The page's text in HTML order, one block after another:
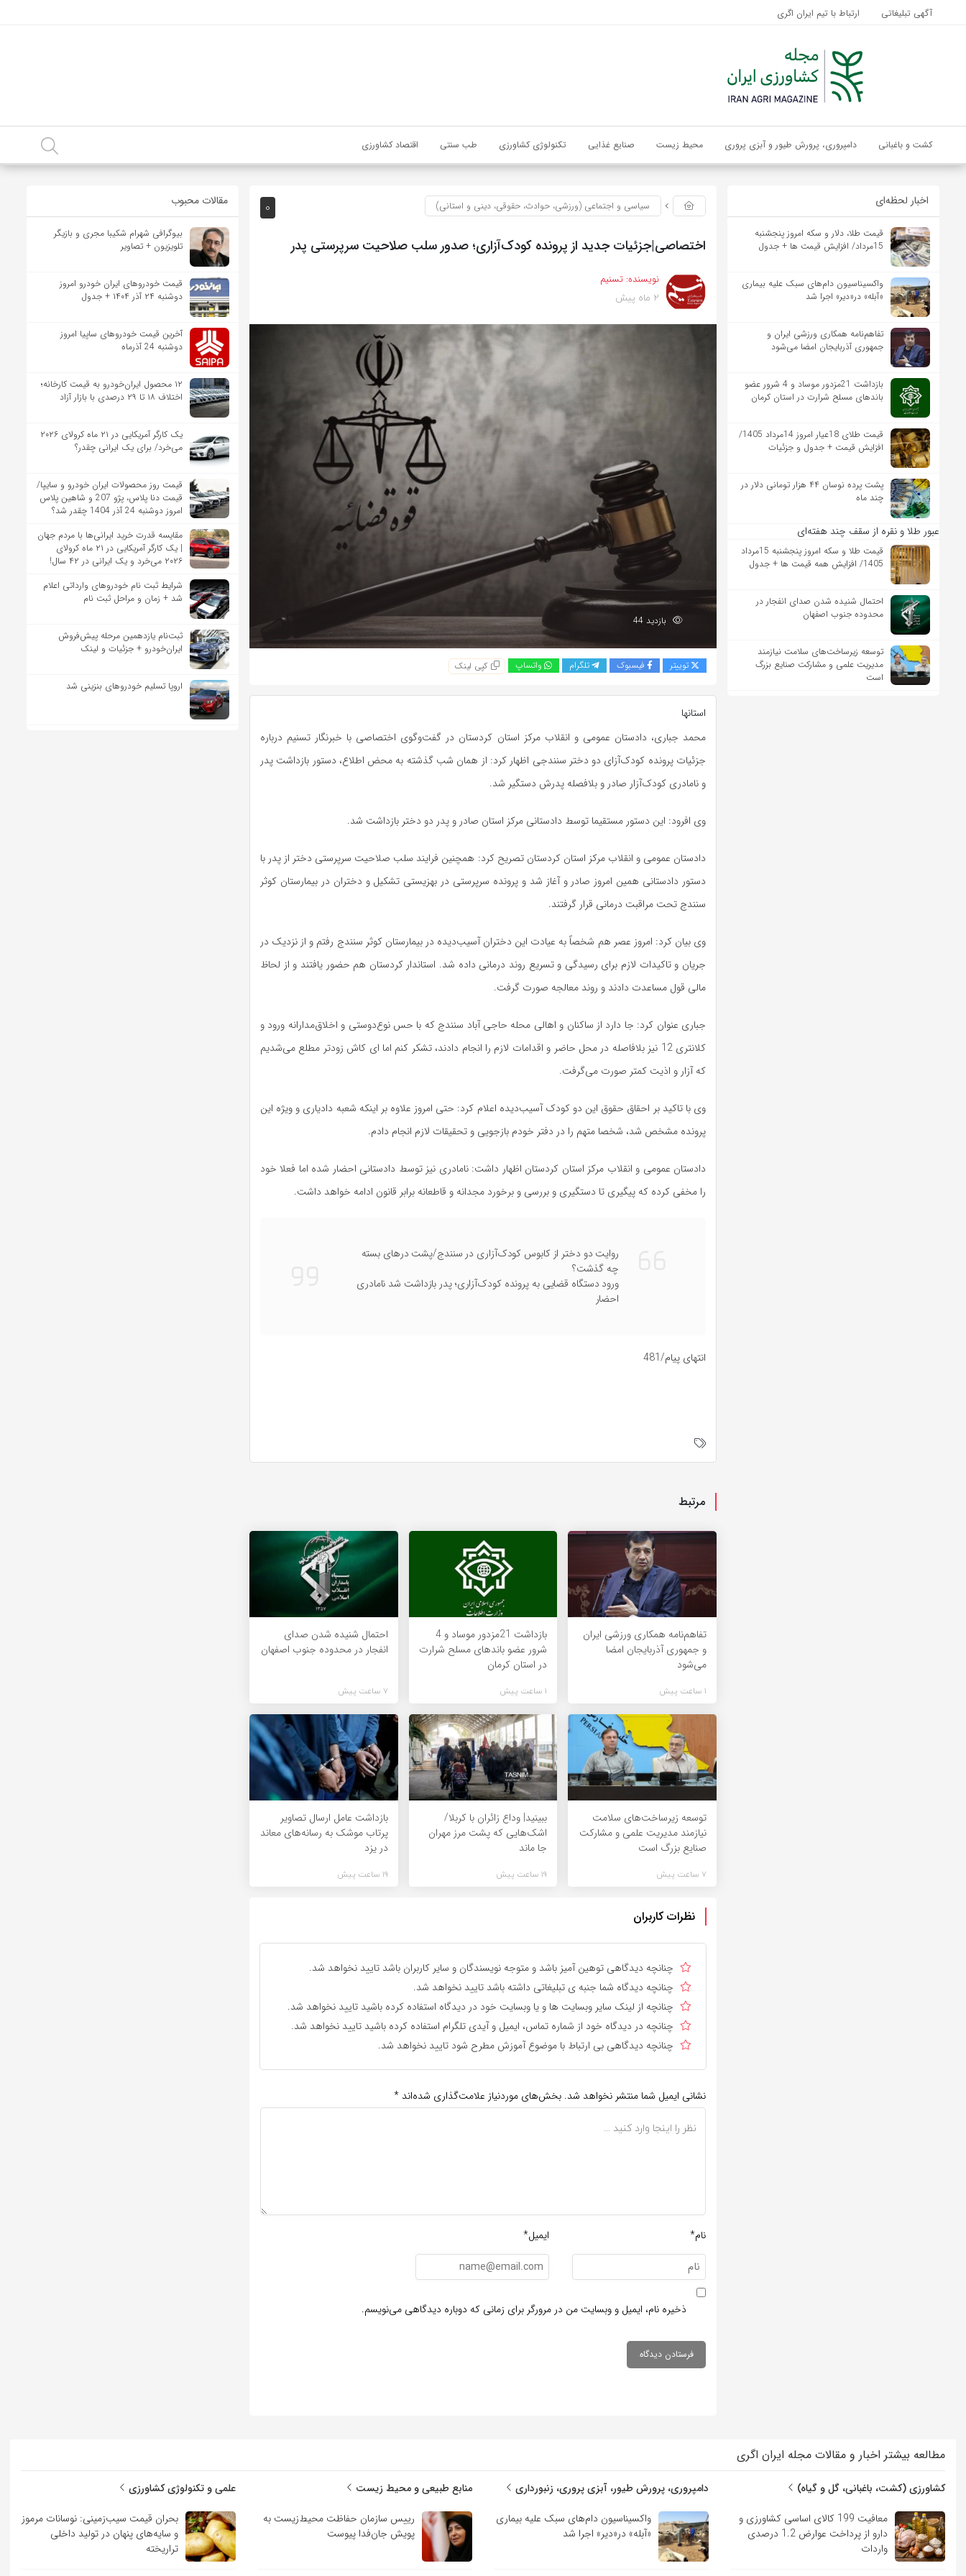
آگهی تبلیغاتی ارتباط با تیم ایران اگری
کشت و باغبانی دامپروری، پرورش طیور و آبزی پروری محیط زیست صنایع غذایی تکنولوژی کشاورزی طب سنتی اقتصاد کشاورزی
اخبار لحظه‌ای
قیمت طلا، دلار و سکه امروز پنجشنبه
15مرداد/ افزایش قیمت ها + جدول
واکسیناسیون دام‌های سبک علیه بیماری
«آبله» در«دیر» اجرا شد
تفاهم‌نامه همکاری ورزشی ایران و
جمهوری آذربایجان امضا می‌شود
بازداشت 21مزدور موساد و 4 شرور عضو
باندهای مسلح شرارت در استان کرمان
قیمت طلای 18عیار امروز 14مرداد 1405/
افزایش قیمت + جدول و جزئیات
پشت پرده نوسان ۴۴ هزار تومانی دلار در
چند ماه
عبور طلا و نقره از سقف چند هفته‌ای
قیمت طلا و سکه امروز پنجشنبه 15مرداد
1405/ افزایش همه قیمت ها + جدول
احتمال شنیده شدن صدای انفجار در
محدوده جنوب اصفهان
توسعه زیرساخت‌های سلامت نیازمند
مدیریت علمی و مشارکت صنایع بزرگ
است
0 سیاسی و اجتماعی (ورزشی، حوادث، حقوقی، دینی و استانی)
اختصاصی|جزئیات جدید از پرونده کودک‌آزاری؛ صدور سلب صلاحیت سرپرستی پدر
نویسنده: تسنیم
2 ماه پیش
بازدید 44
توییتر فیسبوک تلگرام واتساپ کپی لینک
استانها
محمد جباری، دادستان عمومی و انقلاب مرکز استان کردستان در گفت‌وگوی اختصاصی با خبرنگار تسنیم درباره
جزئیات پرونده کودک‌آزای دو دختر سنندجی اظهار کرد: از همان شب گذشته به محض اطلاع، دستور بازداشت پدر
و نامادری کودک‌آزار صادر و بلافصله پدرش دستگیر شد.
وی افرود: این دستور مستقیما توسط دادستانی مرکز استان صادر و پدر دو دختر بازداشت شد.
دادستان عمومی و انقلاب مرکز استان کردستان تصریح کرد: همچنین فرایند سلب صلاحیت سرپرستی دختر از پدر با
دستور دادستانی همین امروز صادر و آغاز شد و پرونده سرپرستی در بهزیستی تشکیل و دختران در بیمارستان کوثر
سنندج تحت مراقبت درمانی قرار گرفتند.
وی بیان کرد: امروز عصر هم شخصاً به عیادت این دختران آسیب‌دیده در بیمارستان کوثر سنندج رفتم‌ و از نزدیک در
جریان و تاکیدات لازم برای رسیدگی و تسریع روند درمانی داده شد. استاندار کردستان هم حضور یافتند و از لحاظ
مالی قول مساعدت دادند و روند معالجه صورت گرفت.
جباری عنوان کرد: جا دارد از ساکنان و اهالی محله حاجی آباد سنندج که با حس نوع‌دوستی و اخلاق‌مدارانه ورود و
کلانتری 12 نیز بلافاصله در محل حاضر و اقدامات لازم را انجام دادند، تشکر کنم اما ای کاش زودتر مطلع می‌شدیم
که آزار و اذیت کمتر صورت می‌گرفت.
وی با تاکید بر احقاق حقوق این دو کودک آسیب‌دیده اعلام‌ کرد: حتی امروز علاوه بر اینکه شعبه دادیاری و ویژه این‌
پرونده مشخص شد، شخصا متهم را در دفتر خودم بازجویی و تحقیقات لازم انجام دادم.
دادستان عمومی و انقلاب مرکز استان کردستان اظهار داشت: نامادری نیز توسط دادستانی احضار شده اما فعلا خود
را مخفی کرده که پیگیری تا دستگیری و بررسی و برخورد مجدانه و قاطعانه برابر قانون ادامه خواهد داشت.
روایت دو دختر از کابوس کودک‌آزاری در سنندج/پشت درهای بسته
چه گذشت؟
ورود دستگاه قضایی به پرونده کودک‌آزاری؛ پدر بازداشت شد نامادری
احضار
انتهای پیام/481
مرتبط
تفاهم‌نامه همکاری ورزشی ایران
و جمهوری آذربایجان امضا
می‌شود
1 ساعت پیش
بازداشت 21مزدور موساد و 4
شرور عضو باندهای مسلح شرارت
در استان کرمان
1 ساعت پیش
احتمال شنیده شدن صدای
انفجار در محدوده جنوب اصفهان
7 ساعت پیش
توسعه زیرساخت‌های سلامت
نیازمند مدیریت علمی و مشارکت
صنایع بزرگ است
7 ساعت پیش
ببینید| وداع زائران با کربلا/
اشک‌هایی که پشت مرز مهران
جا ماند
19 ساعت پیش
بازداشت عامل ارسال تصاویر
پرتاب موشک به رسانه‌های معاند
در یزد
19 ساعت پیش
نظرات کاربران
چنانچه دیدگاهی توهین آمیز باشد و متوجه نویسندگان و سایر کاربران باشد تایید نخواهد شد.
چنانچه دیدگاه شما جنبه ی تبلیغاتی داشته باشد تایید نخواهد شد.
چنانچه از لینک سایر وبسایت ها و یا وبسایت خود در دیدگاه استفاده کرده باشید تایید نخواهد شد.
چنانچه در دیدگاه خود از شماره تماس، ایمیل و آیدی تلگرام استفاده کرده باشید تایید نخواهد شد.
چنانچه دیدگاهی بی ارتباط با موضوع آموزش مطرح شود تایید نخواهد شد.
نشانی ایمیل شما منتشر نخواهد شد. بخش‌های موردنیاز علامت‌گذاری شده‌اند *
نام* ایمیل*
ذخیره نام، ایمیل و وبسایت من در مرورگر برای زمانی که دوباره دیدگاهی می‌نویسم.
مقالات محبوب
بیوگرافی شهرام شکیبا مجری و بازیگر
تلویزیون + تصاویر
قیمت خودرو‌های ایران خودرو امروز
دوشنبه ۲۴ آذر ۱۴۰۴ + جدول
آخرین قیمت خودروهای ساپیا امروز
دوشنبه 24 آذرماه
۱۲ محصول ایران‌خودرو به قیمت کارخانه؛
اختلاف ۱۸ تا ۲۹ درصدی با بازار آزاد
یک کارگر آمریکایی در ۲۱ ماه کرولای ۲۰۲۶
می‌خرد/ برای یک ایرانی چقدر؟
قیمت روز محصولات ایران خودرو و سایپا/
قیمت دنا پلاس، پژو 207 و شاهین پلاس
امروز دوشنبه 24 آذر 1404 چقدر شد؟
مقایسه قدرت خرید ایرانی‌ها با مردم جهان
| یک کارگر آمریکایی در ۲۱ ماه کرولای
۲۰۲۶ می‌خرد و یک ایرانی در ۴۲ سال!
شرایط ثبت نام خودروهای وارداتی اعلام
شد + زمان و مراحل ثبت نام
ثبت‌نام یازدهمین مرحله پیش‌فروش
ایران‌خودرو + جزئیات و لینک
اروپا تسلیم خودروهای بنزینی شد
مطالعه بیشتر اخبار و مقالات مجله ایران اگری
کشاورزی (کشت، باغبانی، گل و گیاه)
معافیت 199 کالای اساسی کشاورزی و
دارو از پرداخت عوارض 1.2 درصدی
واردات
دامپروری، پرورش طیور، آبزی پروری، زنبورداری
واکسیناسیون دام‌های سبک علیه بیماری
«آبله» در«دیر» اجرا شد
منابع طبیعی و محیط زیست
رییس سازمان حفاظت محیط‌زیست به
پویش جان‌فدا پیوست
علمی و تکنولوژی کشاورزی
بحران قیمت سیب‌زمینی: نوسانات مرموز
و سایه‌های پنهان در تولید داخلی
تراریخته